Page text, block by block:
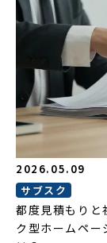
2026.05.09
サブスク
都度見積もりと
ク型ホームペー